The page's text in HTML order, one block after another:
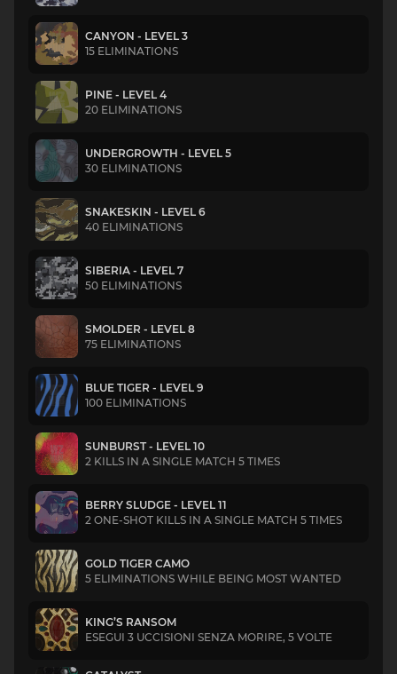
CANYON - LEVEL 3
15 ELIMINATIONS
PINE - LEVEL 4
20 ELIMINATIONS
UNDERGROWTH - LEVEL 5
30 ELIMINATIONS
SNAKESKIN - LEVEL 6
40 ELIMINATIONS
SIBERIA - LEVEL 7
50 ELIMINATIONS
SMOLDER - LEVEL 8
75 ELIMINATIONS
BLUE TIGER - LEVEL 9
100 ELIMINATIONS
SUNBURST - LEVEL 10
2 KILLS IN A SINGLE MATCH 5 TIMES
BERRY SLUDGE - LEVEL 11
2 ONE-SHOT KILLS IN A SINGLE MATCH 5 TIMES
GOLD TIGER CAMO
5 ELIMINATIONS WHILE BEING MOST WANTED
KING’S RANSOM
ESEGUI 3 UCCISIONI SENZA MORIRE, 5 VOLTE